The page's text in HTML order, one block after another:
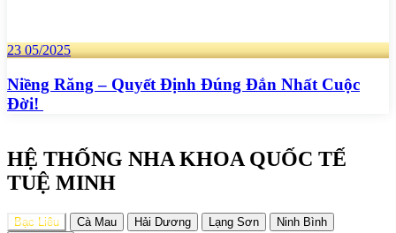
23 05/2025
Niềng Răng – Quyết Định Đúng Đắn Nhất Cuộc
Đời!
HỆ THỐNG NHA KHOA QUỐC TẾ
TUỆ MINH
Bạc Liêu Cà Mau Hải Dương Lạng Sơn
Ninh Bình